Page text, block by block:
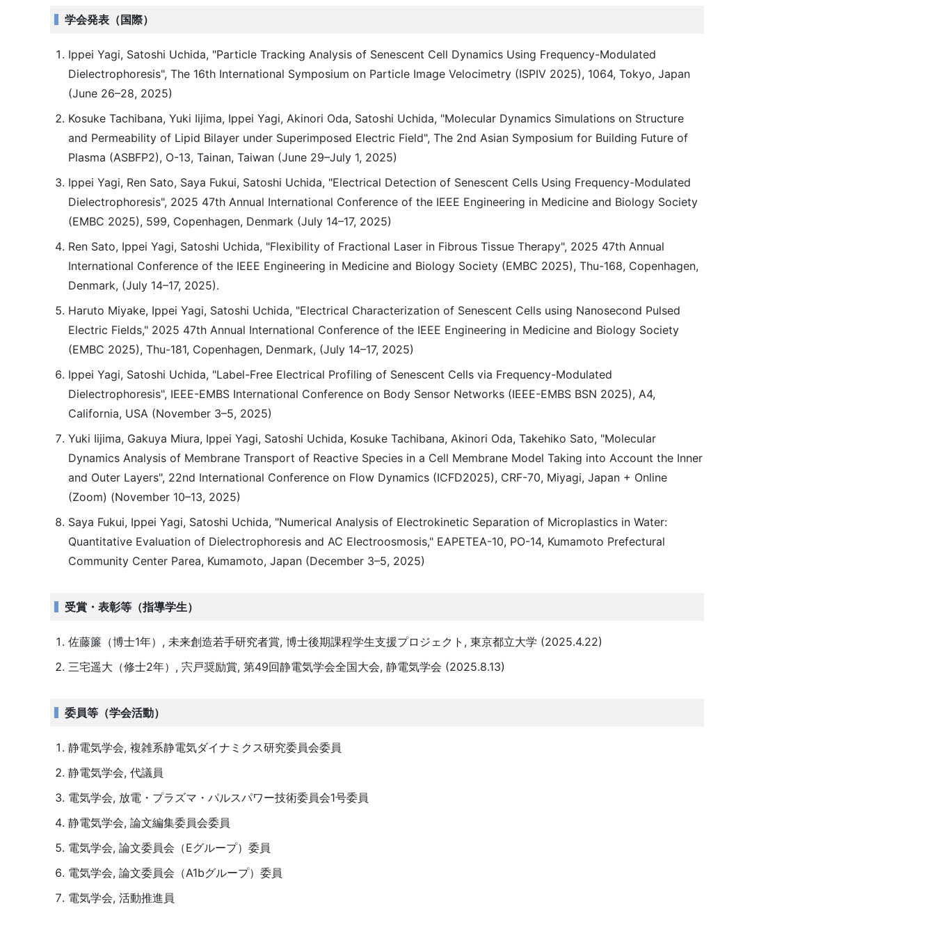
学会発表（国際）
Ippei Yagi, Satoshi Uchida, "Particle Tracking Analysis of Senescent Cell Dynamics Using Frequency-Modulated
Dielectrophoresis", The 16th International Symposium on Particle Image Velocimetry (ISPIV 2025), 1064, Tokyo, Japan
(June 26–28, 2025)
Kosuke Tachibana, Yuki Iijima, Ippei Yagi, Akinori Oda, Satoshi Uchida, "Molecular Dynamics Simulations on Structure
and Permeability of Lipid Bilayer under Superimposed Electric Field", The 2nd Asian Symposium for Building Future of
Plasma (ASBFP2), O-13, Tainan, Taiwan (June 29–July 1, 2025)
Ippei Yagi, Ren Sato, Saya Fukui, Satoshi Uchida, "Electrical Detection of Senescent Cells Using Frequency-Modulated
Dielectrophoresis", 2025 47th Annual International Conference of the IEEE Engineering in Medicine and Biology Society
(EMBC 2025), 599, Copenhagen, Denmark (July 14–17, 2025)
Ren Sato, Ippei Yagi, Satoshi Uchida, "Flexibility of Fractional Laser in Fibrous Tissue Therapy", 2025 47th Annual
International Conference of the IEEE Engineering in Medicine and Biology Society (EMBC 2025), Thu-168, Copenhagen,
Denmark, (July 14–17, 2025).
Haruto Miyake, Ippei Yagi, Satoshi Uchida, "Electrical Characterization of Senescent Cells using Nanosecond Pulsed
Electric Fields," 2025 47th Annual International Conference of the IEEE Engineering in Medicine and Biology Society
(EMBC 2025), Thu-181, Copenhagen, Denmark, (July 14–17, 2025)
Ippei Yagi, Satoshi Uchida, "Label-Free Electrical Profiling of Senescent Cells via Frequency-Modulated
Dielectrophoresis", IEEE-EMBS International Conference on Body Sensor Networks (IEEE-EMBS BSN 2025), A4,
California, USA (November 3–5, 2025)
Yuki Iijima, Gakuya Miura, Ippei Yagi, Satoshi Uchida, Kosuke Tachibana, Akinori Oda, Takehiko Sato, "Molecular
Dynamics Analysis of Membrane Transport of Reactive Species in a Cell Membrane Model Taking into Account the Inner
and Outer Layers", 22nd International Conference on Flow Dynamics (ICFD2025), CRF-70, Miyagi, Japan + Online
(Zoom) (November 10–13, 2025)
Saya Fukui, Ippei Yagi, Satoshi Uchida, "Numerical Analysis of Electrokinetic Separation of Microplastics in Water:
Quantitative Evaluation of Dielectrophoresis and AC Electroosmosis," EAPETEA-10, PO-14, Kumamoto Prefectural
Community Center Parea, Kumamoto, Japan (December 3–5, 2025)
受賞・表彰等（指導学生）
佐藤簾（博士1年）, 未来創造若手研究者賞, 博士後期課程学生支援プロジェクト, 東京都立大学 (2025.4.22)
三宅遥大（修士2年）, 宍戸奨励賞, 第49回静電気学会全国大会, 静電気学会 (2025.8.13)
委員等（学会活動）
静電気学会, 複雑系静電気ダイナミクス研究委員会委員
静電気学会, 代議員
電気学会, 放電・プラズマ・パルスパワー技術委員会1号委員
静電気学会, 論文編集委員会委員
電気学会, 論文委員会（Eグループ）委員
電気学会, 論文委員会（A1bグループ）委員
電気学会, 活動推進員